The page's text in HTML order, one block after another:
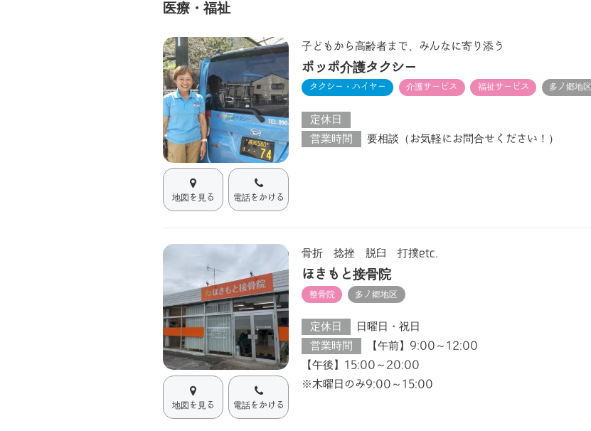
医療・福祉
地図を見る 電話をかける
子どもから高齢者まで、みんなに寄り添う
ポッポ介護タクシー
タクシー・ハイヤー 介護サービス 福祉サービス 多ノ郷地区
定休日
営業時間
要相談（お気軽にお問合せください！）
地図を見る 電話をかける
骨折 捻挫 脱臼 打撲etc.
ほきもと接骨院
整骨院 多ノ郷地区
定休日
日曜日・祝日
営業時間
【午前】9:00～12:00
【午後】15:00～20:00
※木曜日のみ9:00～15:00